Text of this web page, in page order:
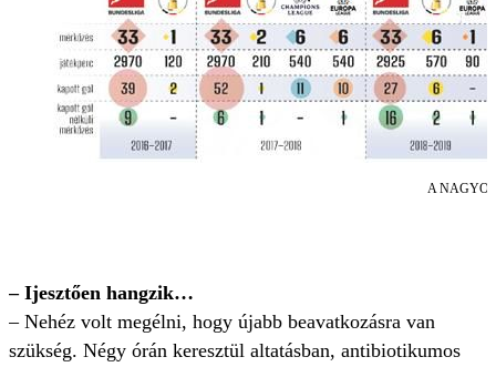
A
– Ijesztően hangzik…
– Nehéz volt megélni, hogy újabb beavatkozásra van
szükség. Négy órán keresztül altatásban, antibiotikumos